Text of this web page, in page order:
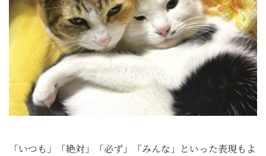
「いつも」「絶対」「必ず」「みんな」といった表現もよ